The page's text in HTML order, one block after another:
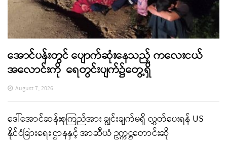
အောင်ပန်းတွင် ပျောက်ဆုံးနေသည့် ကလေးငယ်
အလောင်းကို ရေတွင်းပျက်၌တွေ့ရှိ
August 7, 2026
ဒေါ်အောင်ဆန်းစုကြည်အား ချွင်းချက်မရှိ လွှတ်ပေးရန် US
နိုင်ငံခြားရေး ဌာနနှင့် အာဆီယံ ဥက္ကဋ္ဌတောင်းဆို